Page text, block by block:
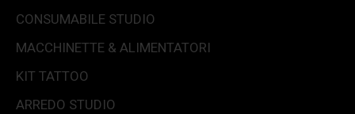
CONSUMABILE STUDIO
MACCHINETTE & ALIMENTATORI
KIT TATTOO
ARREDO STUDIO